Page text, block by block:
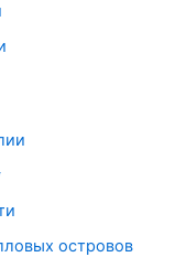
островов